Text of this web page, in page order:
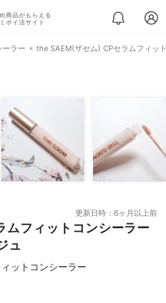
商品がもらえる
ポイ活サイト
ーラー the SAEM(ザセム) CPセラムフィッ
更新日時：6ヶ月以上前
ムフィットコンシーラー
ュ
ットコンシーラー